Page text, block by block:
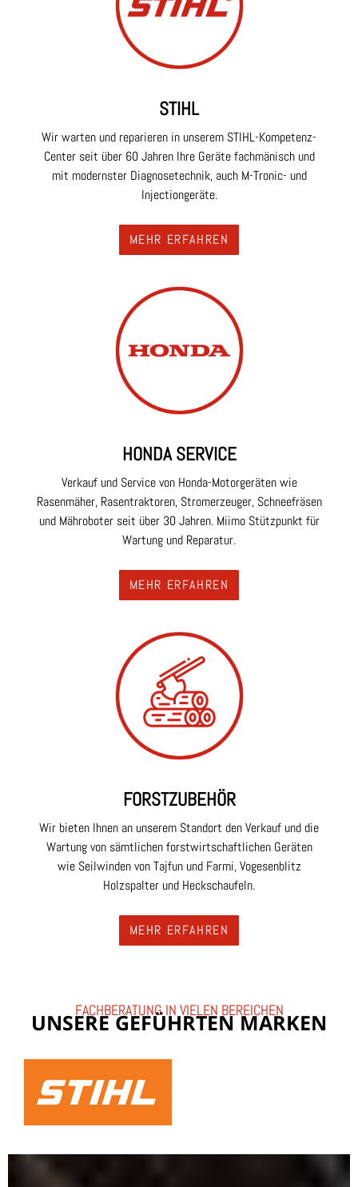
STIHL
Wir warten und reparieren in unserem STIHL-Kompetenz-
Center seit über 60 Jahren Ihre Geräte fachmänisch und
mit modernster Diagnosetechnik, auch M-Tronic- und
Injectiongeräte.
MEHR ERFAHREN
HONDA SERVICE
Verkauf und Service von Honda-Motorgeräten wie
Rasenmäher, Rasentraktoren, Stromerzeuger, Schneefräsen
und Mähroboter seit über 30 Jahren. Miimo Stützpunkt für
Wartung und Reparatur.
MEHR ERFAHREN
FORSTZUBEHÖR
Wir bieten Ihnen an unserem Standort den Verkauf und die
Wartung von sämtlichen forstwirtschaftlichen Geräten
wie Seilwinden von Tajfun und Farmi, Vogesenblitz
Holzspalter und Heckschaufeln.
MEHR ERFAHREN
FACHBERATUNG IN VIELEN BEREICHEN
UNSERE GEFÜHRTEN MARKEN